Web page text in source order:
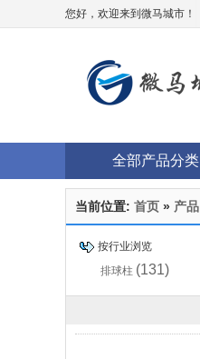
您好，欢迎来到微马城市！
全部产品分类
当前位置: 首页 » 产品
按行业浏览
排球柱 (131)